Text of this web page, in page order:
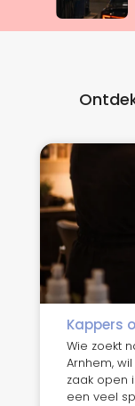
Kappers
Wie zoekt
Arnhem,
zaak open
een veel